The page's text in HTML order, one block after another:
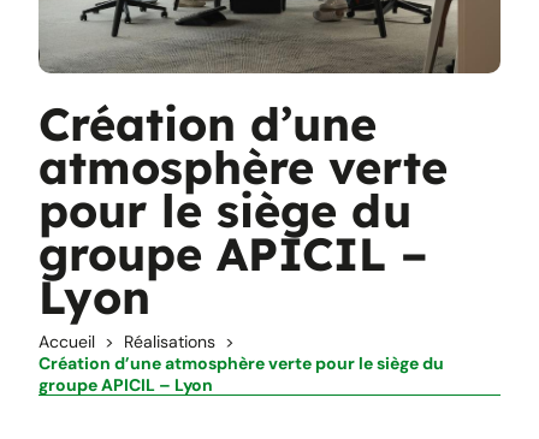
Création d’une
atmosphère verte
pour le siège du
groupe APICIL –
Lyon
Accueil
Réalisations
Création d’une atmosphère verte pour le siège du
groupe APICIL – Lyon